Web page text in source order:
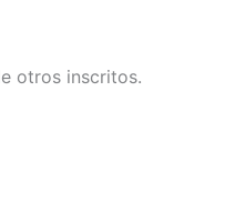
otros inscritos.